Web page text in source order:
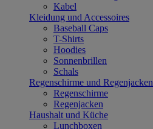
Kabel
Kleidung und Accessoires
Baseball Caps
T-Shirts
Hoodies
Sonnenbrillen
Schals
Regenschirme und Regenjacken
Regenschirme
Regenjacken
Haushalt und Küche
Lunchboxen